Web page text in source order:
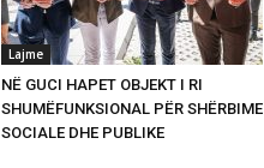
Lajme
NË GUCI HAPET OBJEKT I RI
SHUMËFUNKSIONAL PËR SHËRBIME
SOCIALE DHE PUBLIKE